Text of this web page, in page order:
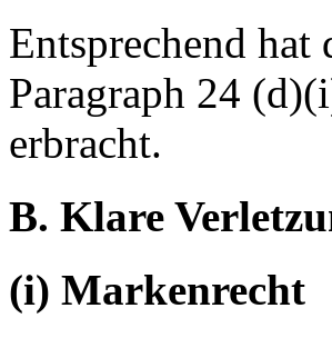
Entsprechend hat
Paragraph 24
erbracht.
B. Klare
(i) Markenrecht